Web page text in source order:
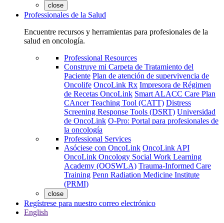
close
Professionales de la Salud
Encuentre recursos y herramientas para profesionales de la
salud en oncología.
Professional Resources
Construye mi Carpeta de Tratamiento del
Paciente Plan de atención de supervivencia de
Oncolife OncoLink Rx Impresora de Régimen
de Recetas OncoLink Smart ALACC Care Plan
CAncer Teaching Tool (CATT) Distress
Screening Response Tools (DSRT) Universidad
de OncoLink O-Pro: Portal para profesionales de
la oncología
Professional Services
Asóciese con OncoLink OncoLink API
OncoLink Oncology Social Work Learning
Academy (OOSWLA) Trauma-Informed Care
Training Penn Radiation Medicine Institute
(PRMI)
close
Regístrese para nuestro correo electrónico
English